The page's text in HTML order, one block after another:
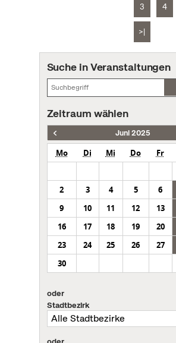
3 4
>|
Suche in Veranstaltungen
Zeitraum wählen
Juni 2025
Mo Di Mi Do Fr
2
3 4 5 6
9
10 11 12 13
16
17 18 19 20
23
24 25 26 27
30
oder
Stadtbezirk